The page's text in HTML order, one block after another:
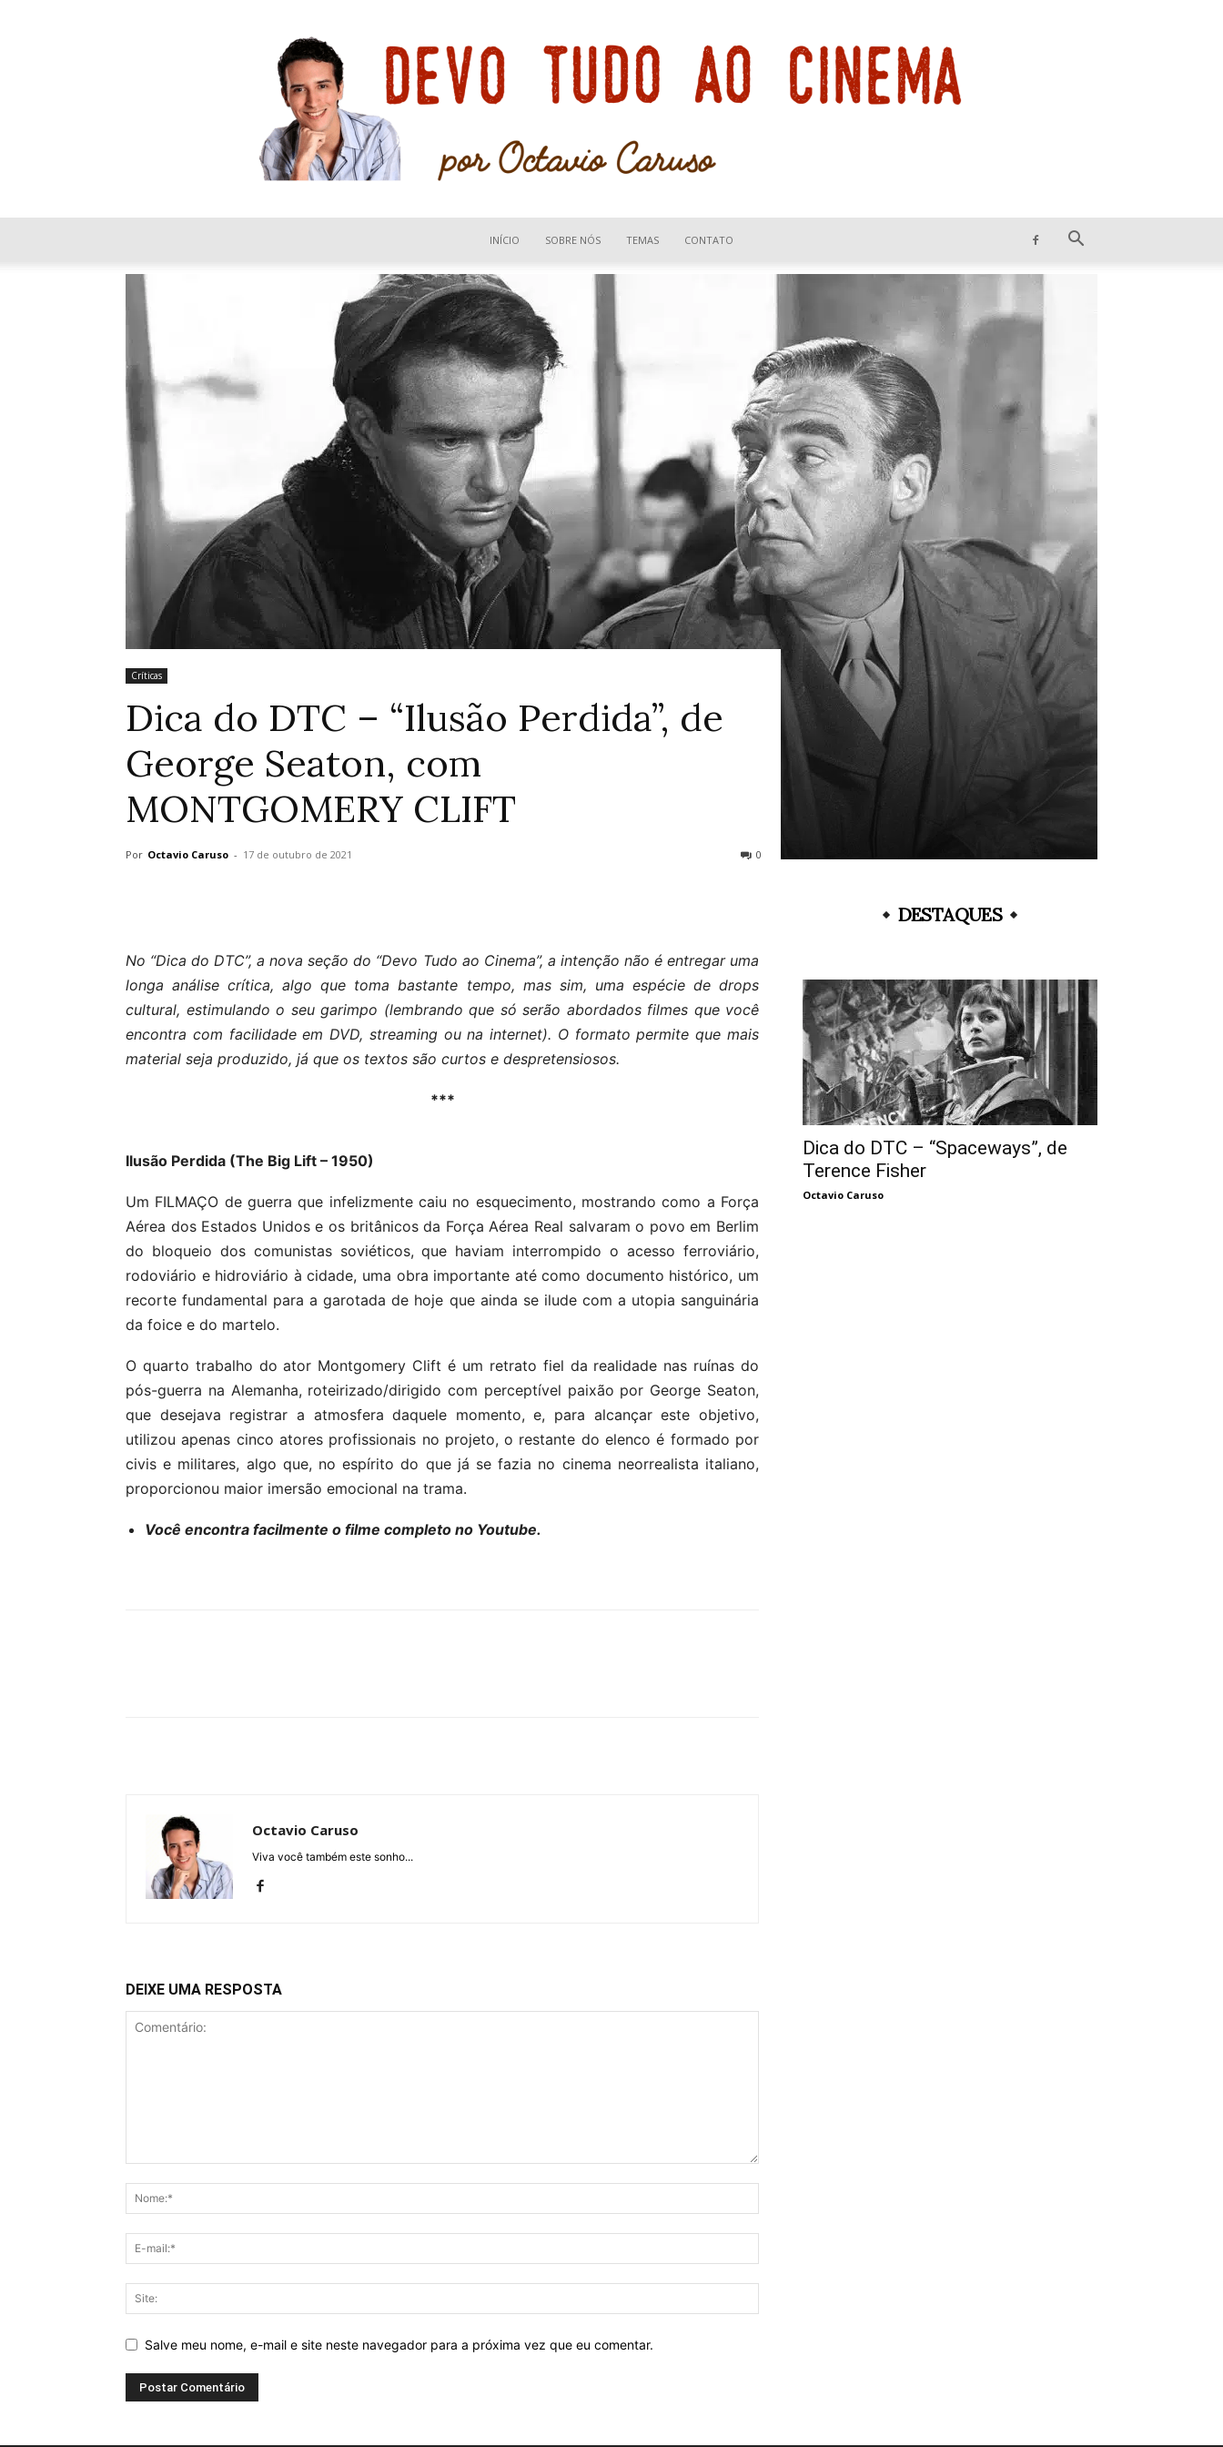
Devo
Cinema
INÍCIO SOBRE NÓS TEMAS CONTATO
Críticas
Dica do DTC – “Ilusão Perdida”, de
George Seaton, com
MONTGOMERY CLIFT
Por Octavio Caruso - 17 de outubro de 2021 0
No “Dica do DTC”, a nova seção do “Devo Tudo ao Cinema”, a intenção não é entregar uma
longa análise crítica, algo que toma bastante tempo, mas sim, uma espécie de drops
cultural, estimulando o seu garimpo (lembrando que só serão abordados filmes que você
encontra com facilidade em DVD, streaming ou na internet). O formato permite que mais
material seja produzido, já que os textos são curtos e despretensiosos.
***
Ilusão Perdida (The Big Lift – 1950)
Um FILMAÇO de guerra que infelizmente caiu no esquecimento, mostrando como a Força
Aérea dos Estados Unidos e os britânicos da Força Aérea Real salvaram o povo em Berlim
do bloqueio dos comunistas soviéticos, que haviam interrompido o acesso ferroviário,
rodoviário e hidroviário à cidade, uma obra importante até como documento histórico, um
recorte fundamental para a garotada de hoje que ainda se ilude com a utopia sanguinária
da foice e do martelo.
O quarto trabalho do ator Montgomery Clift é um retrato fiel da realidade nas ruínas do
pós-guerra na Alemanha, roteirizado/dirigido com perceptível paixão por George Seaton,
que desejava registrar a atmosfera daquele momento, e, para alcançar este objetivo,
utilizou apenas cinco atores profissionais no projeto, o restante do elenco é formado por
civis e militares, algo que, no espírito do que já se fazia no cinema neorrealista italiano,
proporcionou maior imersão emocional na trama.
Você encontra facilmente o filme completo no Youtube.
Octavio Caruso
Viva você também este sonho...
DEIXE UMA RESPOSTA
Salve meu nome, e-mail e site neste navegador para a próxima vez que eu comentar.
DESTAQUES
Dica do DTC – “Spaceways”, de
Terence Fisher
Octavio Caruso